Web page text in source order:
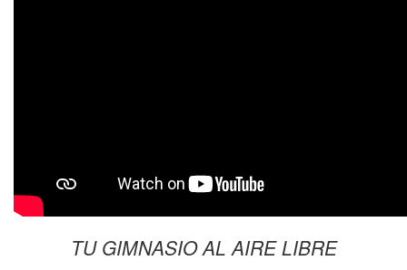
TU GIMNASIO AL AIRE LIBRE